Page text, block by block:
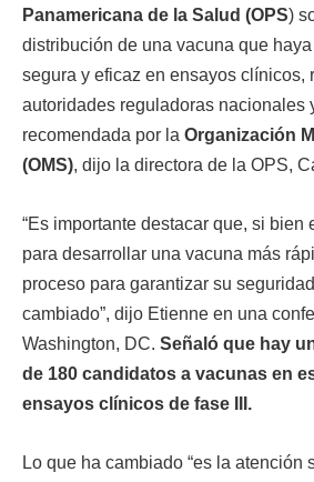
Panamericana de la Salud (OPS)
distribución de una vacuna que
segura y eficaz en ensayos clínicos,
autoridades reguladoras nacionales
recomendada por la Organización
(OMS), dijo la directora de la OPS,
“Es importante destacar que, si bien
para desarrollar una vacuna más
proceso para garantizar su
cambiado”, dijo Etienne en una
Washington, DC. Señaló que hay
de 180 candidatos a vacunas en
ensayos clínicos de fase III.
Lo que ha cambiado “es la atención